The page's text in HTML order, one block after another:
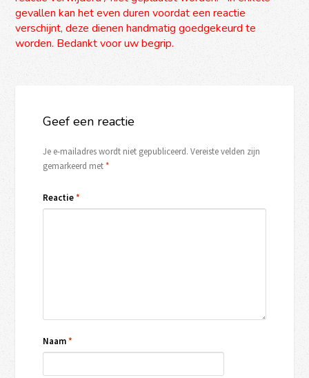
gevallen kan het even duren voordat een reactie
verschijnt, deze dienen handmatig goedgekeurd te
worden. Bedankt voor uw begrip.
Geef een reactie
Je e-mailadres wordt niet gepubliceerd. Vereiste velden zijn
gemarkeerd met*
Reactie*
Naam*